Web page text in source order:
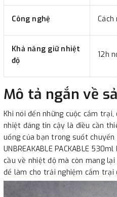
Công nghệ
Khả năng giữ nhiệt
độ
12h
Mô tả ngắn về
Khi nói đến những cuộc cắm
nhiệt đáng tin cậy là điều cần
uống của bạn trong suốt chuyến
UNBREAKABLE PACKABLE
cầu về nhiệt độ mà còn mang
để làm cho trải nghiệm cắm